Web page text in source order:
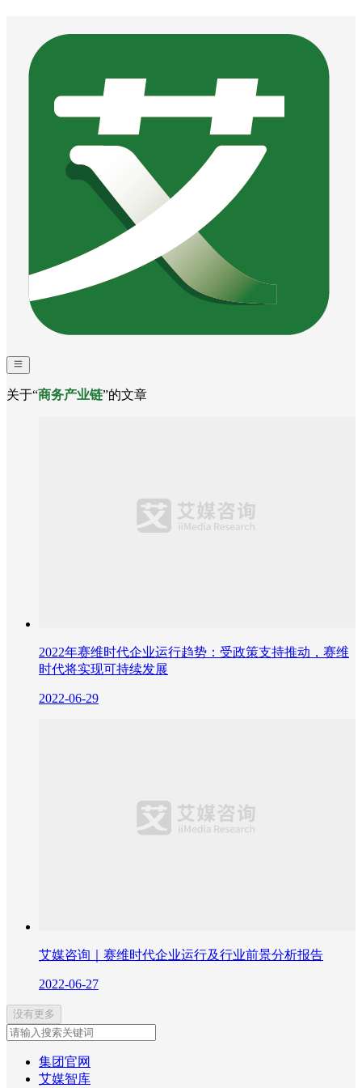
关于“商务产业链”的文章
2022年赛维时代企业运行趋势：受政策支持推动，赛维
时代将实现可持续发展
2022-06-29
艾媒咨询｜赛维时代企业运行及行业前景分析报告
2022-06-27
没有更多
集团官网
艾媒智库